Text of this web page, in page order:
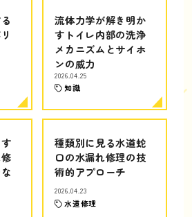
流体力学が解き明か
すトイレ内部の洗浄
メカニズムとサイホ
ンの威力
2026.04.25
知識
種類別に見る水道蛇
口の水漏れ修理の技
術的アプローチ
2026.04.23
水道修理